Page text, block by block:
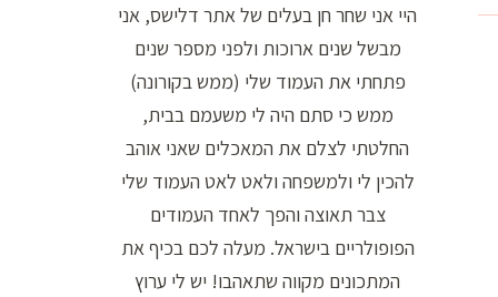
היי אני שחר חן בעלים של אתר דלישס, אני
מבשל שנים ארוכות ולפני מספר שנים
פתחתי את העמוד שלי (ממש בקורונה)
ממש כי סתם היה לי משעמם בבית,
החלטתי לצלם את המאכלים שאני אוהב
להכין לי ולמשפחה ולאט לאט העמוד שלי
צבר תאוצה והפך לאחד העמודים
הפופולריים בישראל. מעלה לכם בכיף את
המתכונים מקווה שתאהבו! יש לי ערוץ